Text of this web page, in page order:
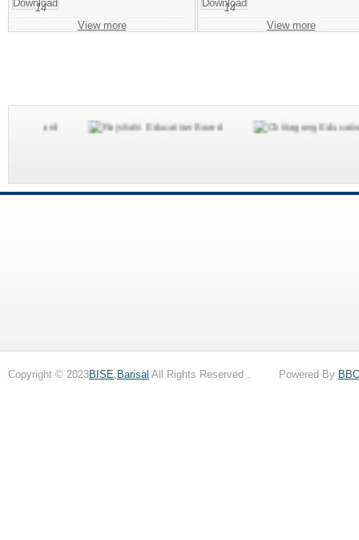
14
View more
14
View more
Copyright © 2023BISE,Barisal All Rights Reserved . Powered By